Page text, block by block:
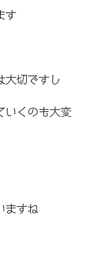
す
大切ですし
いくのも大変
ますね